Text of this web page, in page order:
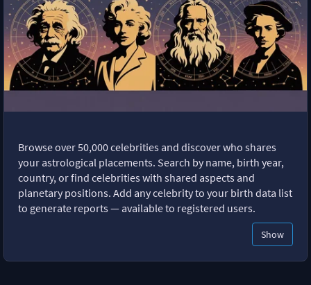
Browse over 50,000 celebrities and discover who shares
your astrological placements. Search by name, birth year,
country, or find celebrities with shared aspects and
planetary positions. Add any celebrity to your birth data list
to generate reports — available to registered users.
Show